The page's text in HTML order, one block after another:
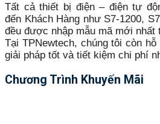
Tất cả thiết bị điện – điện tự
đến Khách Hàng như S7-1200,
đều được nhập mẫu mã mới
Tại TPNewtech, chúng tôi còn
giải pháp tốt và tiết kiệm chi phí
Chương Trình Khuyến Mãi